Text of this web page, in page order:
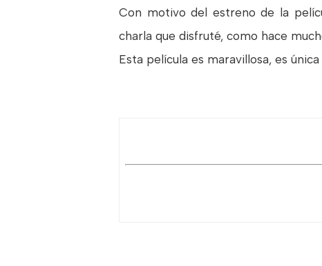
Con motivo del estreno de la
charla que disfruté, como hace
Esta película es maravillosa, es